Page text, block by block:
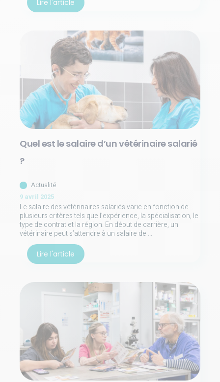
Lire l'article
Quel est le salaire d’un vétérinaire salarié
?
Actualité
9 avril 2025
Le salaire des vétérinaires salariés varie en fonction de
plusieurs critères tels que l’expérience, la spécialisation, le
type de contrat et la région. En début de carrière, un
vétérinaire peut s’attendre à un salaire de …
Lire l'article